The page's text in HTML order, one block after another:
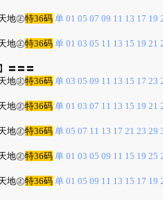
地㊣特36码 单 01 05 07 09 11 13 17 19
地㊣特36码 单 01 03 05 11 13 15 19 21
〓〓〓
地㊣特36码 单 03 05 09 11 13 15 17 23
地㊣特36码 单 01 03 07 11 13 15 19 21
地㊣特36码 单 05 07 11 13 17 21 23 29
地㊣特36码 单 01 03 05 09 11 15 19 25
地㊣特36码 单 01 05 09 11 13 15 17 19